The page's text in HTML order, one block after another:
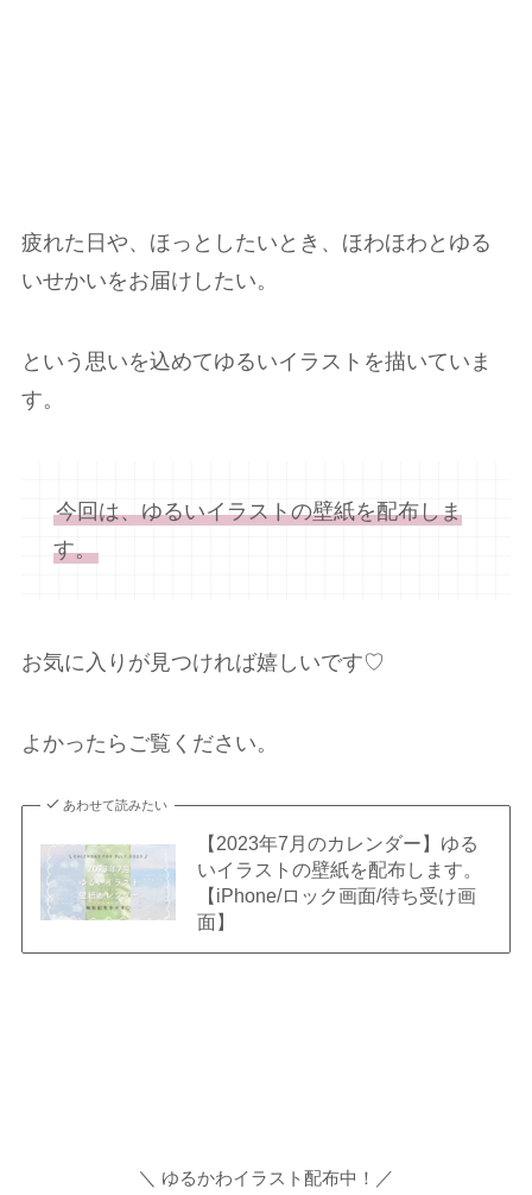
疲れた日や、ほっとしたいとき、ほわほわとゆる
いせかいをお届けしたい。
という思いを込めてゆるいイラストを描いていま
す。
今回は、ゆるいイラストの壁紙を配布しま
す。
お気に入りが見つければ嬉しいです♡
よかったらご覧ください。
あわせて読みたい
【2023年7月のカレンダー】ゆる
いイラストの壁紙を配布します。
【iPhone/ロック画面/待ち受け画
面】
＼ ゆるかわイラスト配布中！ ／